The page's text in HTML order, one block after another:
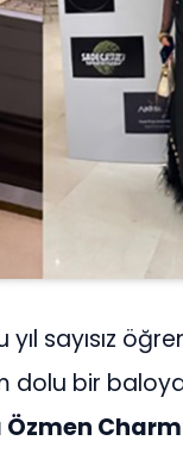
yıl sayısız
dolu bir